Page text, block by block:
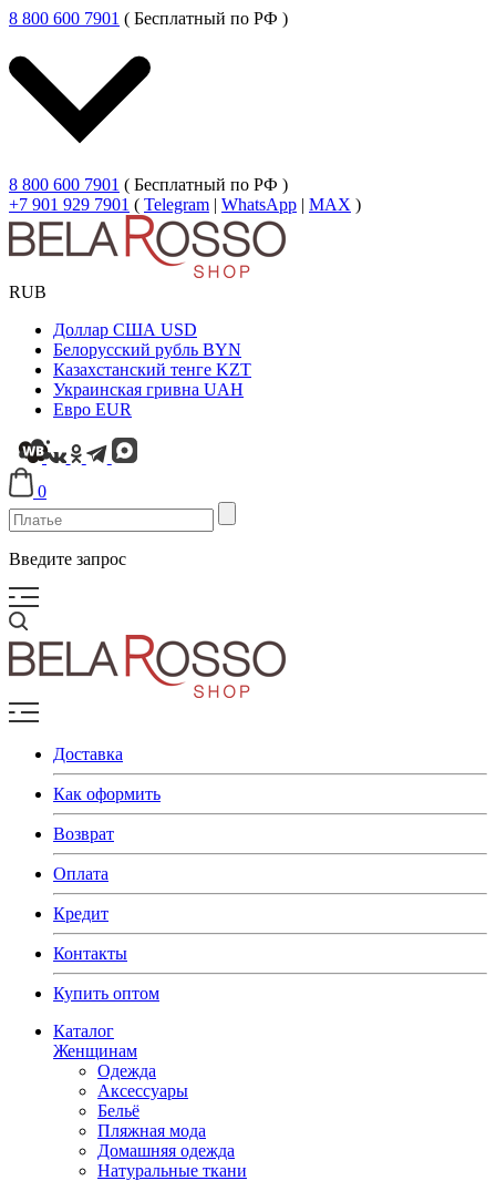
8 800 600 7901 ( Бесплатный по РФ )
8 800 600 7901 ( Бесплатный по РФ )
+7 901 929 7901 ( Telegram | WhatsApp | MAX )
RUB
Доллар США USD
Белорусский рубль BYN
Казахстанский тенге KZT
Украинская гривна UAH
Евро EUR
0
Введите запрос
Доставка
Как оформить
Возврат
Оплата
Кредит
Контакты
Купить оптом
Каталог
Женщинам
Одежда
Аксессуары
Бельё
Пляжная мода
Домашняя одежда
Натуральные ткани